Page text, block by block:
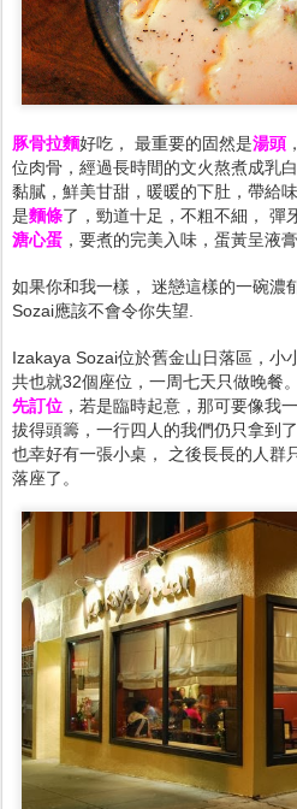
豚骨拉麵好吃， 最重要的固然是湯頭
位肉骨，經過長時間的文火熬煮成乳
黏膩，鮮美甘甜，暖暖的下肚，帶
是麵條了，勁道十足，不粗不細， 彈
溏心蛋 ，要煮的完美入味，蛋黃呈液
如果你和我一樣， 迷戀這樣的一碗濃
Sozai應該不會令你失望.
Izakaya Sozai位於舊金山日落區，小
共也就32個座位，一周七天只做晚餐
先訂位 ，若是臨時起意，那可要像我
拔得頭籌，一行四人的我們仍只拿到
也幸好有一張小桌， 之後長長的人群
落座了。